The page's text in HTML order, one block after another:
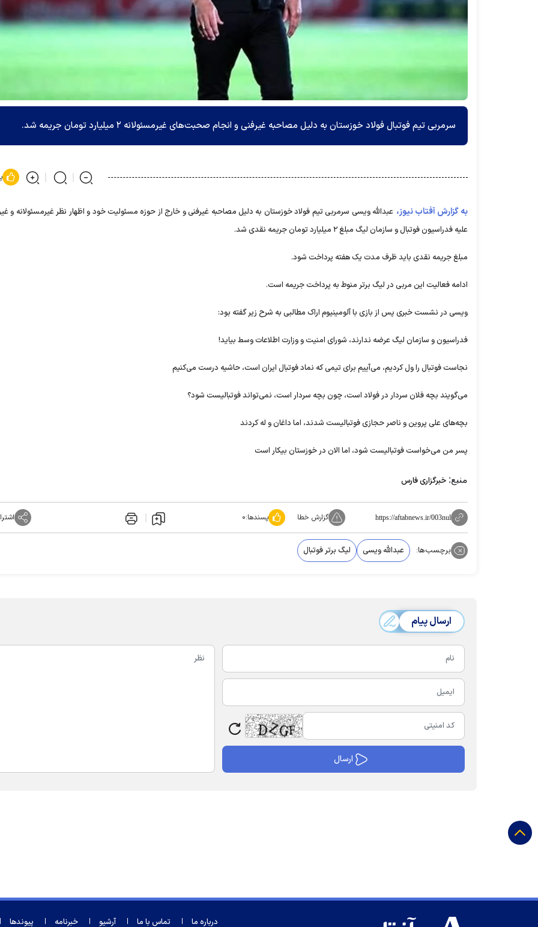
سرمربی تیم فوتبال فولاد خوزستان به دلیل مصاحبه غیرفنی و انجام صحبت‌های غیرمسئولانه ۲ میلیارد تومان جریمه شد.
به گزارش آفتاب نیوز، عبدالله ویسی سرمربی تیم فولاد خوزستان به دلیل مصاحبه غیرفنی و خارج از حوزه مسئولیت خود و اظهار نظر غیرمسئولانه و
علیه فدراسیون فوتبال و سازمان لیگ مبلغ ۲ میلیارد تومان جریمه نقدی شد.
مبلغ جریمه نقدی باید ظرف مدت یک هفته پرداخت شود.
ادامه فعالیت این مربی در لیگ برتر منوط به پرداخت جریمه است.
ویسی در نشست خبری پس از بازی با آلومینیوم اراک مطالبی به شرح زیر گفته بود:
فدراسیون و سازمان لیگ عرضه ندارند، شورای امنیت و وزارت اطلاعات وسط بیاید!
نجاست فوتبال را ول کردیم، می‌آییم برای تیمی که نماد فوتبال ایران است، حاشیه درست می‌کنیم‌
می‌گویند بچه فلان سردار در فولاد است، چون بچه سردار است، نمی‌تواند فوتبالیست شود؟
بچه‌های علی پروین و ناصر حجازی فوتبالیست شدند، اما داغان و له کردند
پسر من می‌خواست فوتبالیست شود، اما الان در خوزستان بیکار است
منبع: خبرگزاری فارس
https://aftabnews.ir/003nul گزارش خطا پسندها:۰
برچسب‌ها: عبدالله ویسی لیگ برتر فوتبال
ارسال پیام
درباره ما تماس با ما آرشیو خبرنامه پیوندها